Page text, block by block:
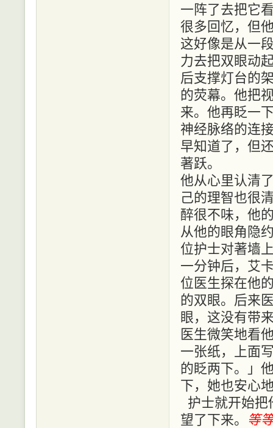
一阵了去把它
很多回忆，但
这好像是从一
力去把双眼动
后支撑灯台的
的荧幕。他把
来。他再眨一
神经脉络的连
早知道了，但
著跃。
他从心里认清
己的理智也很
醉很不味，他
从他的眼角隐
位护士对著墙
一分钟后，艾
位医生探在他
的双眼。后来
眼，这没有带
医生微笑地看
一张纸，上面
的眨两下。」
下，她也安心
护士就开始
望了下来。 等